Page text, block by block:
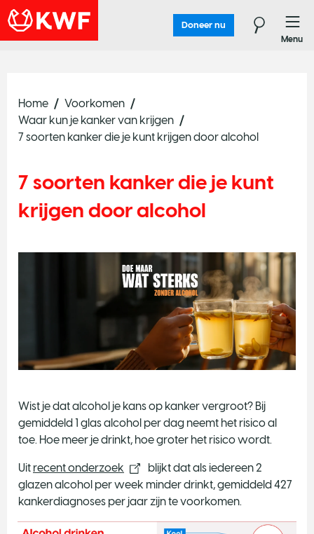
Doneer nu
Menu
Home
Voorkomen
Waar kun je kanker van krijgen
7 soorten kanker die je kunt krijgen door alcohol
7 soorten kanker die je kunt
krijgen door alcohol
Wist je dat alcohol je kans op kanker vergroot? Bij
gemiddeld 1 glas alcohol per dag neemt het risico al
toe. Hoe meer je drinkt, hoe groter het risico wordt.
Uit recent onderzoek
blijkt dat als iedereen 2
glazen alcohol per week minder drinkt, gemiddeld 427
kankerdiagnoses per jaar zijn te voorkomen.